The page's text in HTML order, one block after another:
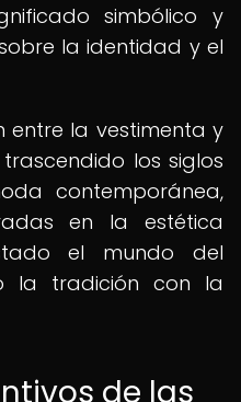
simbólico y
la identidad y el
entre la vestimenta y
los siglos
contemporánea,
en la estética
el mundo del
la tradición con la
de las